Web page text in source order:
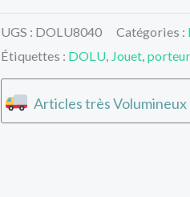
UGS : DOLU8040 Catégories :
Étiquettes : DOLU, Jouet, porteur
Articles très